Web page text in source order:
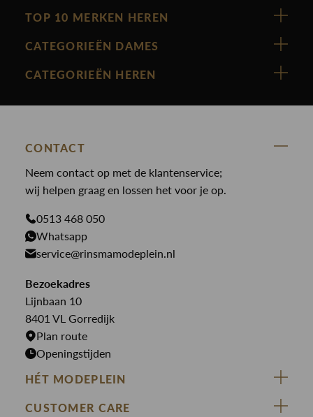
TOP 10 MERKEN HEREN
Vanguard
Cast Iron
Paul en Shark
Genti
PME Legend
Butcher of Blue
Bekijk alle merken >
CATEGORIEËN DAMES
Nieuw binnen
Blouses
Broeken
Gilets
Jassen
Jeans
Jumpsuits
Jurken
Rokken
CATEGORIEËN HEREN
Broeken
Colberts
Giftcards
Jassen
Overhemden
Truien
T-shirts
CONTACT
Neem contact op met de klantenservice;
wij helpen graag en lossen het voor je op.
0513 468 050
Whatsapp
service@rinsmamodeplein.nl
Bezoekadres
Lijnbaan 10
8401 VL Gorredijk
Plan route
Openingstijden
HÉT MODEPLEIN
ZIJ VAN RINSMA
CUSTOMER CARE